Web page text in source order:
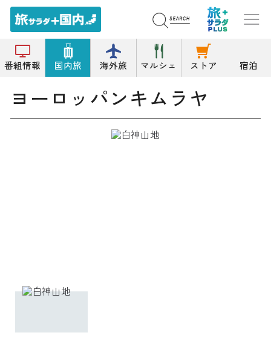
番組情報 国内旅 海外旅 マルシェ ストア 宿泊
トップ ヨーロッパンキムラヤ
ヨーロッパンキムラヤ